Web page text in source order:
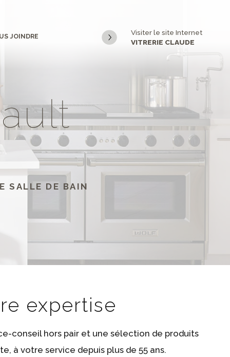
JOINDRE
Visiter le site Internet
VITRERIE CLAUDE
ault
SALLE DE BAIN
expertise
conseil hors pair et une sélection de produits
à votre service depuis plus de 55 ans.